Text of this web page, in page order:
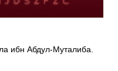
ибн Абдул-Муталиба.